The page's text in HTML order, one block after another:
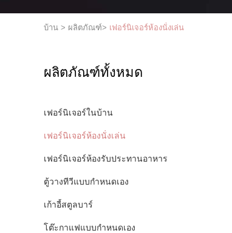
บ้าน > ผลิตภัณฑ์> เฟอร์นิเจอร์ห้องนั่งเล่น
ผลิตภัณฑ์ทั้งหมด
เฟอร์นิเจอร์ในบ้าน
เฟอร์นิเจอร์ห้องนั่งเล่น
เฟอร์นิเจอร์ห้องรับประทานอาหาร
ตู้วางทีวีแบบกำหนดเอง
เก้าอี้สตูลบาร์
โต๊ะกาแฟแบบกำหนดเอง